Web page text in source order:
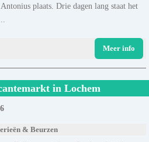
plaats. Drie dagen lang staat het
Meer info
in Lochem
& Beurzen